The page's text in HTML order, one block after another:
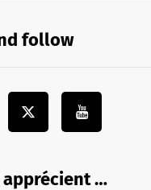
follow
apprécient …